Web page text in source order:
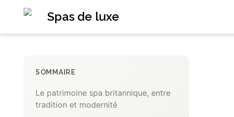
Spas de luxe
SOMMAIRE
Le patrimoine spa britannique, entre
tradition et modernité